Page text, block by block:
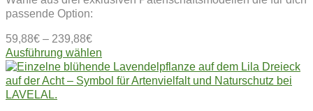
passende Option:
59,88€ – 239,88€
Ausführung wählen
Produkt
weist